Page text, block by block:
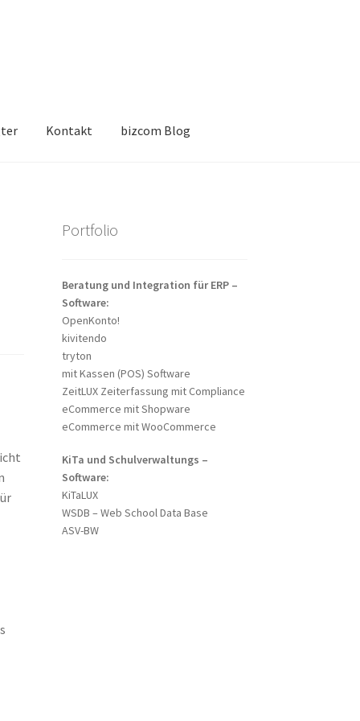
Kontakt bizcom Blog
Portfolio
Beratung und Integration für ERP –
Software:
OpenKonto!
kivitendo
tryton
mit Kassen (POS) Software
ZeitLUX Zeiterfassung mit Compliance
eCommerce mit Shopware
eCommerce mit WooCommerce
KiTa und Schulverwaltungs –
Software:
KiTaLUX
WSDB – Web School Data Base
ASV-BW